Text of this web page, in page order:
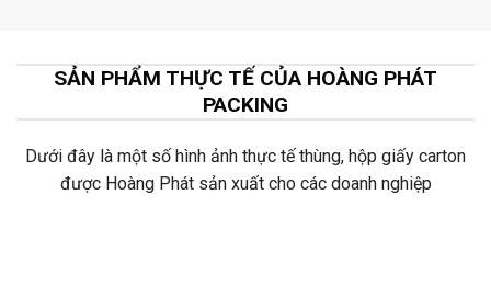
SẢN PHẨM THỰC TẾ CỦA HOÀNG PHÁT
PACKING
Dưới đây là một số hình ảnh thực tế thùng, hộp giấy carton
được Hoàng Phát sản xuất cho các doanh nghiệp